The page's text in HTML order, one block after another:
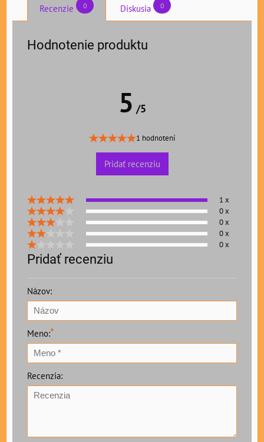
Recenzie 0 Diskusia 0
Hodnotenie produktu
5 /5
1 hodnotení
Pridať recenziu
1 x
0 x
0 x
0 x
0 x
Pridať recenziu
Názov:
Meno:*
Recenzia: